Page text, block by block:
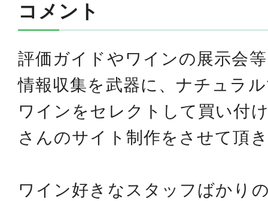
コメント
評価ガイドやワインの展示会
情報収集を武器に、ナチュラ
ワインをセレクトして買い付
さんのサイト制作をさせて頂
ワイン好きなスタッフばかり